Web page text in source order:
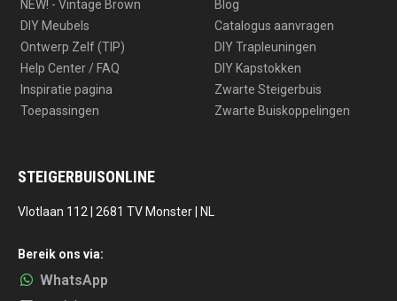
NEW! - Vintage Brown
DIY Meubels
Ontwerp Zelf (TIP)
Help Center / FAQ
Inspiratie pagina
Toepassingen
Blog
Catalogus aanvragen
DIY Trapleuningen
DIY Kapstokken
Zwarte Steigerbuis
Zwarte Buiskoppelingen
STEIGERBUISONLINE
Vlotlaan 112 | 2681 TV Monster | NL
Bereik ons via:
WhatsApp